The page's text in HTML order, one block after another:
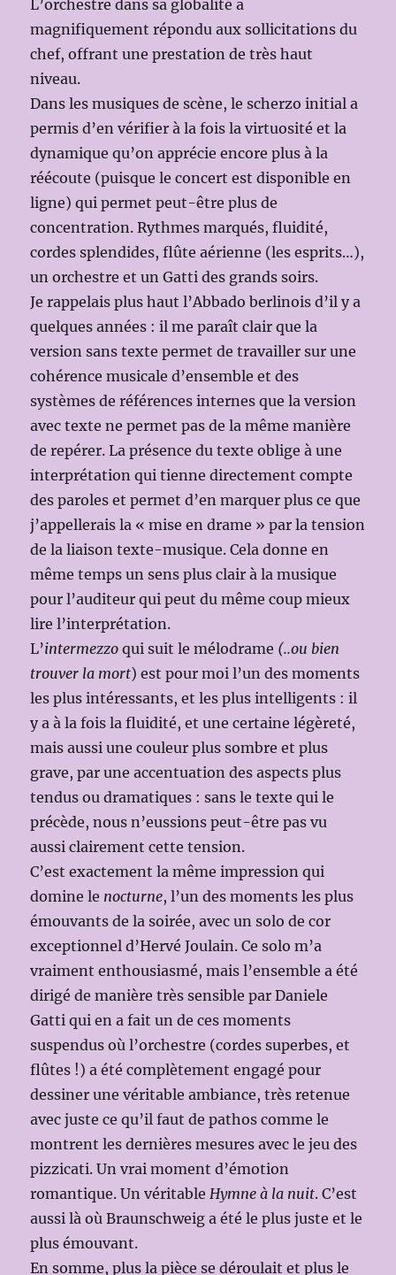
L’orchestre dans sa globalité a
magnifiquement répondu aux sollicitations du
chef, offrant une prestation de très haut
niveau.
Dans les musiques de scène, le scherzo initial a
permis d’en vérifier à la fois la virtuosité et la
dynamique qu’on apprécie encore plus à la
réécoute (puisque le concert est disponible en
ligne) qui permet peut-être plus de
concentration. Rythmes marqués, fluidité,
cordes splendides, flûte aérienne (les esprits…),
un orchestre et un Gatti des grands soirs.
Je rappelais plus haut l’Abbado berlinois d’il y a
quelques années : il me paraît clair que la
version sans texte permet de travailler sur une
cohérence musicale d’ensemble et des
systèmes de références internes que la version
avec texte ne permet pas de la même manière
de repérer. La présence du texte oblige à une
interprétation qui tienne directement compte
des paroles et permet d’en marquer plus ce que
j’appellerais la « mise en drame » par la tension
de la liaison texte-musique. Cela donne en
même temps un sens plus clair à la musique
pour l’auditeur qui peut du même coup mieux
lire l’interprétation.
L’intermezzo qui suit le mélodrame (..ou bien
trouver la mort) est pour moi l’un des moments
les plus intéressants, et les plus intelligents : il
y a à la fois la fluidité, et une certaine légèreté,
mais aussi une couleur plus sombre et plus
grave, par une accentuation des aspects plus
tendus ou dramatiques : sans le texte qui le
précède, nous n’eussions peut-être pas vu
aussi clairement cette tension.
C’est exactement la même impression qui
domine le nocturne, l’un des moments les plus
émouvants de la soirée, avec un solo de cor
exceptionnel d’Hervé Joulain. Ce solo m’a
vraiment enthousiasmé, mais l’ensemble a été
dirigé de manière très sensible par Daniele
Gatti qui en a fait un de ces moments
suspendus où l’orchestre (cordes superbes, et
flûtes !) a été complètement engagé pour
dessiner une véritable ambiance, très retenue
avec juste ce qu’il faut de pathos comme le
montrent les dernières mesures avec le jeu des
pizzicati. Un vrai moment d’émotion
romantique. Un véritable Hymne à la nuit. C’est
aussi là où Braunschweig a été le plus juste et le
plus émouvant.
En somme, plus la pièce se déroulait et plus le